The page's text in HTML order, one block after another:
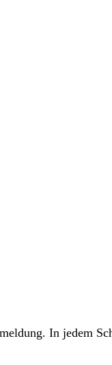
In jedem